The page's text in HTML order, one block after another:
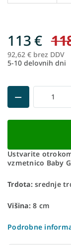
113 €
92,62 € brez DDV
5-10 delovnih dni
Ustvarite
vzmetnico Baby
Trdota:srednje
Višina:8 cm
Podrobne